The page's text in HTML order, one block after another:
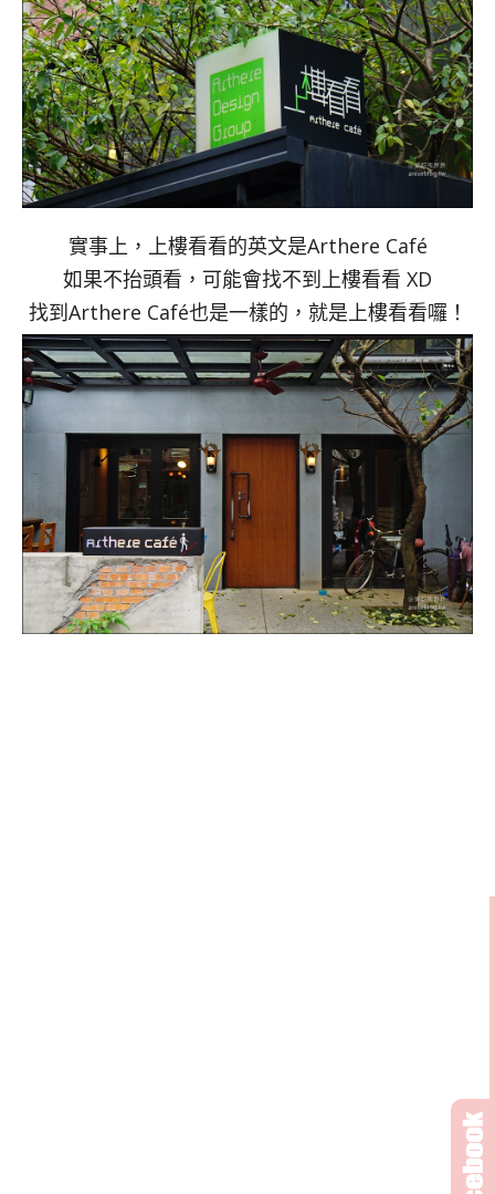
實事上，上樓看看的英文是Arthere Café
如果不抬頭看，可能會找不到上樓看看 XD
找到Arthere Café也是一樣的，就是上樓看看囉！